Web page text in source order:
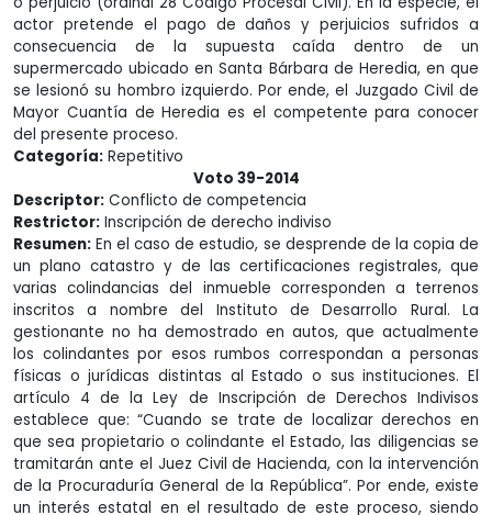
actor pretende el pago de daños y perjuicios sufridos a
consecuencia de la supuesta caída dentro de un
supermercado ubicado en Santa Bárbara de Heredia, en que
se lesionó su hombro izquierdo. Por ende, el Juzgado Civil de
Mayor Cuantía de Heredia es el competente para conocer
del presente proceso.
Categoría: Repetitivo
Voto 39-2014
Descriptor: Conflicto de competencia
Restrictor: Inscripción de derecho indiviso
Resumen: En el caso de estudio, se desprende de la copia de
un plano catastro y de las certificaciones registrales, que
varias colindancias del inmueble corresponden a terrenos
inscritos a nombre del Instituto de Desarrollo Rural. La
gestionante no ha demostrado en autos, que actualmente
los colindantes por esos rumbos correspondan a personas
físicas o jurídicas distintas al Estado o sus instituciones. El
artículo 4 de la Ley de Inscripción de Derechos Indivisos
establece que: “Cuando se trate de localizar derechos en
que sea propietario o colindante el Estado, las diligencias se
tramitarán ante el Juez Civil de Hacienda, con la intervención
de la Procuraduría General de la República”. Por ende, existe
un interés estatal en el resultado de este proceso, siendo